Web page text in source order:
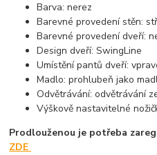
Barva: nerez
Barevné provedení stěn:
Barevné provedení dveří:
Design dveří: SwingLine
Umístění pantů dveří:
Madlo: prohlubeň jako
Odvětrávání: odvětrávání
Výškově nastavitelné
Prodlouženou je potřeba
ZDE